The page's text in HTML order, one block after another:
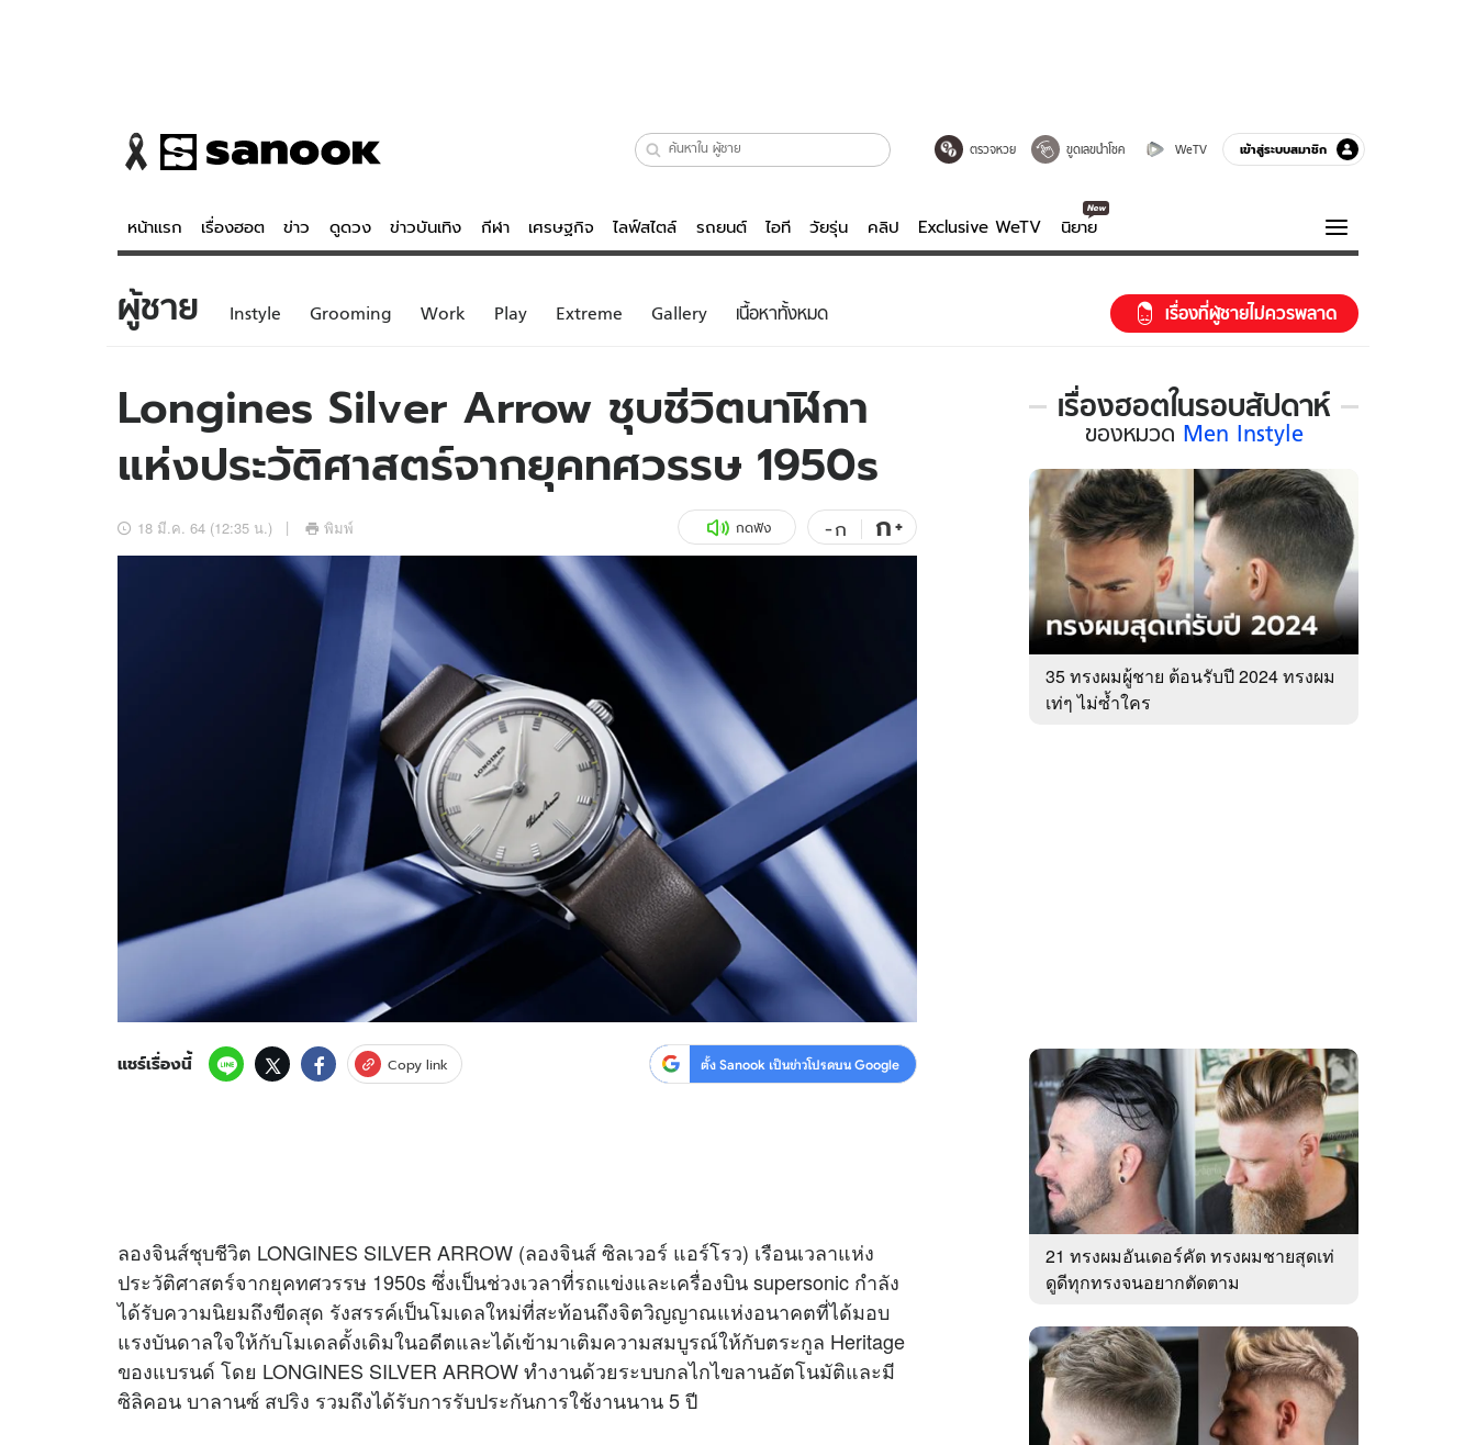
ตรวจหวย ขูดเลขนำโชค WeTV เข้าสู่ระบบสมาชิก
หน้าแรก เรื่องฮอต ข่าว ดูดวง ข่าวบันเทิง กีฬา เศรษฐกิจ ไลฟ์สไตล์ รถยนต์ ไอที วัยรุ่น คลิป Exclusive WeTV นิยาย
ข่าว
ข่าวบันเทิง
ข่าวกีฬา
ข่าวเศรษฐกิจ
อัปเดตจีน
เช็กข่าวชัวร์
ดูดวง - ตรวจหวย
สถิติหวยไทย
หวยลาว
ไลฟ์สไตล์
วัยรุ่น
ไอที
รถยนต์
สุขภาพ
เที่ยว-กิน
Tasteful Thailand
Sanook Choice
ดูทีวี
WeTV
ความรู้รอบตัว
ฮาวทู
ติดตามสนุกโซเชียลได้ที่
บริษัท อิมเมจ ฟิวเจอร์ (ประเทศไทย) จำกัด
ผู้ชาย Instyle Grooming Work Play Extreme Gallery เนื้อหาทั้งหมด เรื่องที่ผู้ชายไม่ควรพลาด
Longines Silver Arrow ชุบชีวิตนาฬิกา
แห่งประวัติศาสตร์จากยุคทศวรรษ 1950s
18 มี.ค. 64 (12:35 น.) พิมพ์ กดฟัง -ก ก+
แชร์เรื่องนี้ Copy link ตั้ง Sanook เป็นข่าวโปรดบน Google
ลองจินส์ชุบชีวิต LONGINES SILVER ARROW (ลองจินส์ ซิลเวอร์ แอร์โรว) เรือนเวลาแห่ง
ประวัติศาสตร์จากยุคทศวรรษ 1950s ซึ่งเป็นช่วงเวลาที่รถแข่งและเครื่องบิน supersonic กำลัง
ได้รับความนิยมถึงขีดสุด รังสรรค์เป็นโมเดลใหม่ที่สะท้อนถึงจิตวิญญาณแห่งอนาคตที่ได้มอบ
แรงบันดาลใจให้กับโมเดลดั้งเดิมในอดีตและได้เข้ามาเติมความสมบูรณ์ให้กับตระกูล Heritage
ของแบรนด์ โดย LONGINES SILVER ARROW ทำงานด้วยระบบกลไกไขลานอัตโนมัติและมี
ซิลิคอน บาลานซ์ สปริง รวมถึงได้รับการรับประกันการใช้งานนาน 5 ปี
เรื่องฮอตในรอบสัปดาห์
เรื่อง
ใน
รอบ
สัปดาห์
ของ
หมวด
Men
Instyle
ของหมวด Men Instyle
35 ทรงผมผู้ชาย ต้อนรับปี 2024 ทรงผม
เท่ๆ ไม่ซ้ำใคร
21 ทรงผมอันเดอร์คัต ทรงผมชายสุดเท่
ดูดีทุกทรงจนอยากตัดตาม